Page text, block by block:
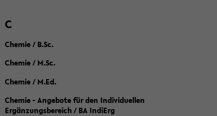
C
Chemie / B.Sc.
Chemie / M.Sc.
Chemie / M.Ed.
Chemie - Angebote für den Individuellen
Ergänzungsbereich / BA IndiErg